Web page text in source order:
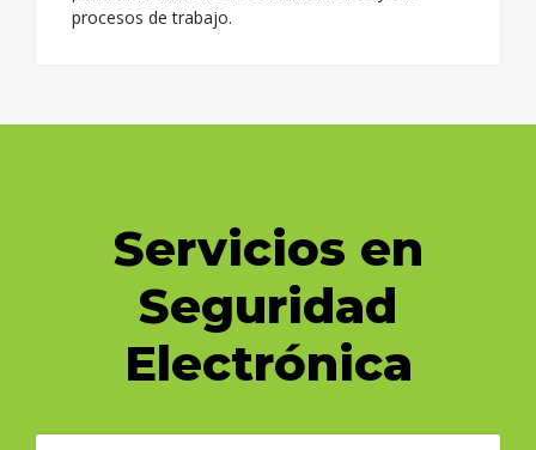
procesos de trabajo.
Servicios en
Seguridad
Electrónica